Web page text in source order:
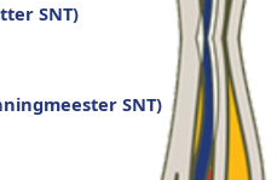
SNT)
SNT)